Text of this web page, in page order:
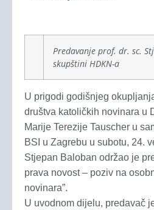
Predavanje prof. dr. sc.
skupštini HDKN-a
U prigodi godišnjeg
društva katoličkih novinara u
Marije Terezije Tauscher u
BSI u Zagrebu u subotu, 24.
Stjepan Baloban održao je
prava novost – poziv na
novinara”.
U uvodnom dijelu, predavač